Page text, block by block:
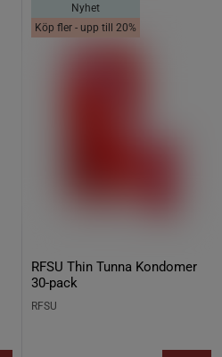
Nyhet
Köp fler - upp till 20%
RFSU Thin Tunna Kondomer
30-pack
RFSU